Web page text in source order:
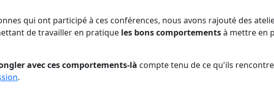
qui ont participé à ces conférences, nous avons rajouté des
de travailler en pratique les bons comportementsà mettre en
avec ces comportements-là compte tenu de ce qu'ils
.